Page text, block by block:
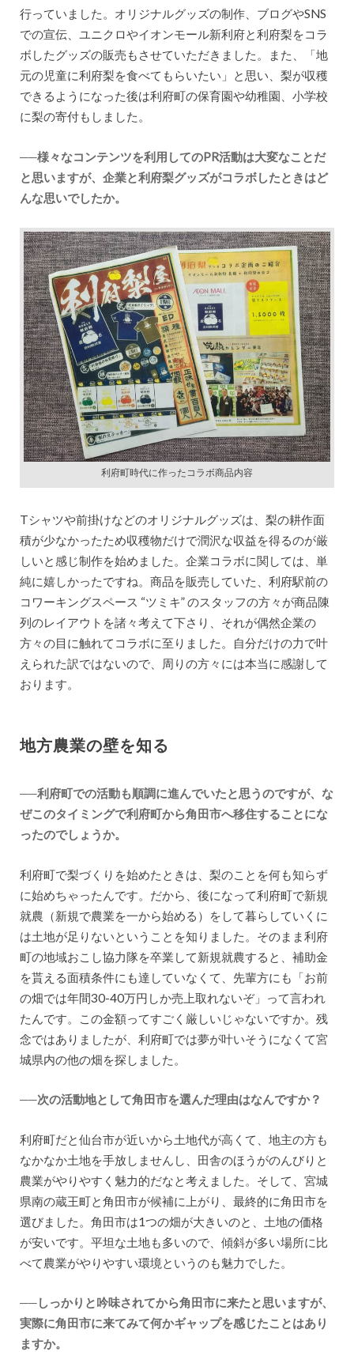
行っていました。オリジナルグッズの制作、ブログやSNS
での宣伝、ユニクロやイオンモール新利府と利府梨をコラ
ボしたグッズの販売もさせていただきました。また、「地
元の児童に利府梨を食べてもらいたい」と思い、梨が収穫
できるようになった後は利府町の保育園や幼稚園、小学校
に梨の寄付もしました。
──様々なコンテンツを利用してのPR活動は大変なことだ
と思いますが、企業と利府梨グッズがコラボしたときはど
んな思いでしたか。
利府町時代に作ったコラボ商品内容
Tシャツや前掛けなどのオリジナルグッズは、梨の耕作面
積が少なかったため収穫物だけで潤沢な収益を得るのが厳
しいと感じ制作を始めました。企業コラボに関しては、単
純に嬉しかったですね。商品を販売していた、利府駅前の
コワーキングスペース “ツミキ” のスタッフの方々が商品陳
列のレイアウトを諸々考えて下さり、それが偶然企業の
方々の目に触れてコラボに至りました。自分だけの力で叶
えられた訳ではないので、周りの方々には本当に感謝して
おります。
地方農業の壁を知る
──利府町での活動も順調に進んでいたと思うのですが、な
ぜこのタイミングで利府町から角田市へ移住することにな
ったのでしょうか。
利府町で梨づくりを始めたときは、梨のことを何も知らず
に始めちゃったんです。だから、後になって利府町で新規
就農（新規で農業を一から始める）をして暮らしていくに
は土地が足りないということを知りました。そのまま利府
町の地域おこし協力隊を卒業して新規就農すると、補助金
を貰える面積条件にも達していなくて、先輩方にも「お前
の畑では年間30-40万円しか売上取れないぞ」って言われ
たんです。この金額ってすごく厳しいじゃないですか。残
念ではありましたが、利府町では夢が叶いそうになくて宮
城県内の他の畑を探しました。
──次の活動地として角田市を選んだ理由はなんですか？
利府町だと仙台市が近いから土地代が高くて、地主の方も
なかなか土地を手放しませんし、田舎のほうがのんびりと
農業がやりやすく魅力的だなと考えました。そして、宮城
県南の蔵王町と角田市が候補に上がり、最終的に角田市を
選びました。角田市は1つの畑が大きいのと、土地の価格
が安いです。平坦な土地も多いので、傾斜が多い場所に比
べて農業がやりやすい環境というのも魅力でした。
──しっかりと吟味されてから角田市に来たと思いますが、
実際に角田市に来てみて何かギャップを感じたことはあり
ますか。